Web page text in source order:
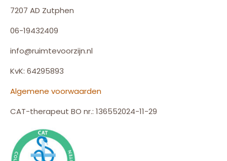
7207 AD Zutphen
06-19432409
info@ruimtevoorzijn.nl
KvK: 64295893
Algemene voorwaarden
CAT-therapeut BO nr.: 136552024-11-29